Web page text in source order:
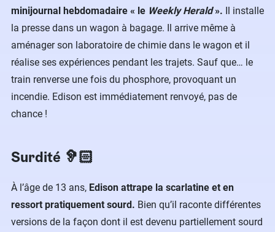
minijournal hebdomadaire « le Weekly Herald». Il installe
la presse dans un wagon à bagage. Il arrive même à
aménager son laboratoire de chimie dans le wagon et il
réalise ses expériences pendant les trajets. Sauf que… le
train renverse une fois du phosphore, provoquant un
incendie. Edison est immédiatement renvoyé, pas de
chance !
Surdité 🦻🏻
À l’âge de 13 ans, Edison attrape la scarlatine et en
ressort pratiquement sourd. Bien qu’il raconte différentes
versions de la façon dont il est devenu partiellement sourd